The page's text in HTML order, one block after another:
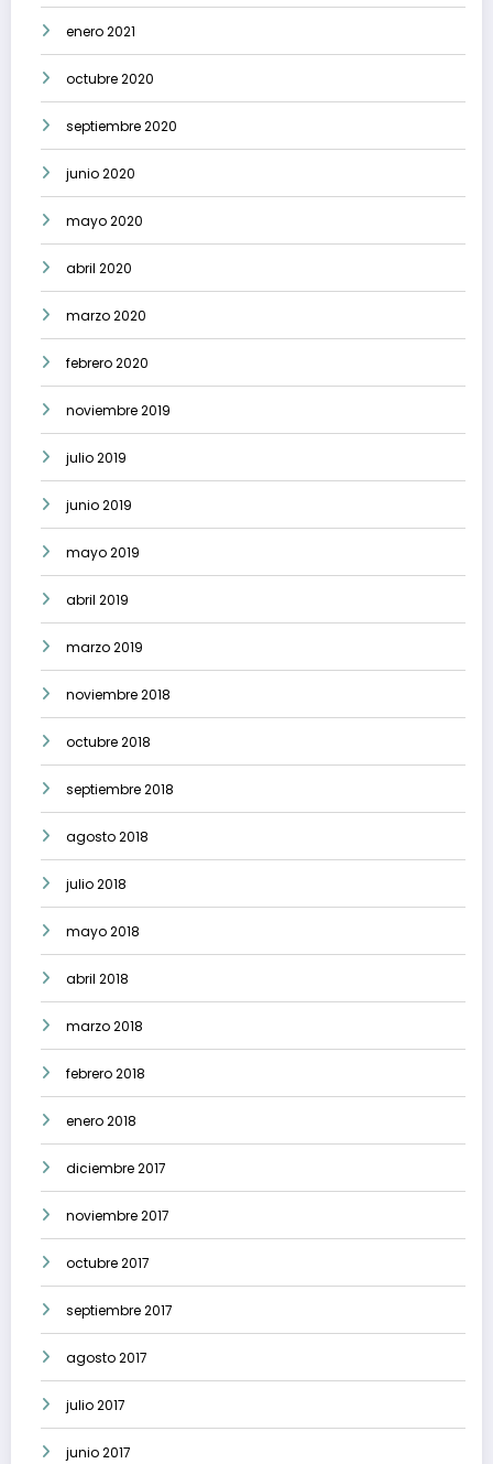
enero 2021
octubre 2020
septiembre 2020
junio 2020
mayo 2020
abril 2020
marzo 2020
febrero 2020
noviembre 2019
julio 2019
junio 2019
mayo 2019
abril 2019
marzo 2019
noviembre 2018
octubre 2018
septiembre 2018
agosto 2018
julio 2018
mayo 2018
abril 2018
marzo 2018
febrero 2018
enero 2018
diciembre 2017
noviembre 2017
octubre 2017
septiembre 2017
agosto 2017
julio 2017
junio 2017